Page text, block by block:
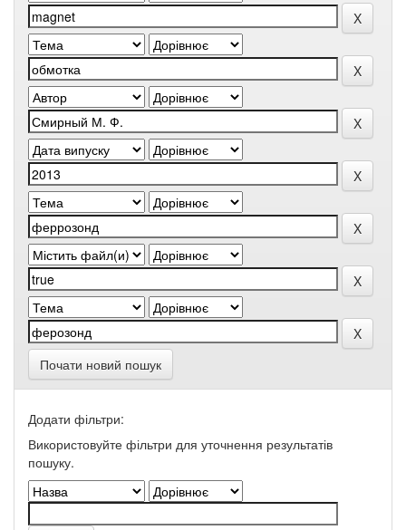
Почати новий пошук
Додати фільтри:
Використовуйте фільтри для уточнення результатів
пошуку.